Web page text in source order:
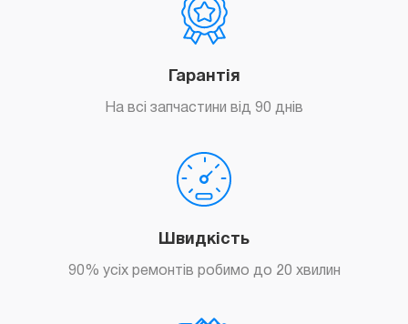
Гарантія
На всі запчастини від 90 днів
Швидкість
90% усіх ремонтів робимо до 20 хвилин